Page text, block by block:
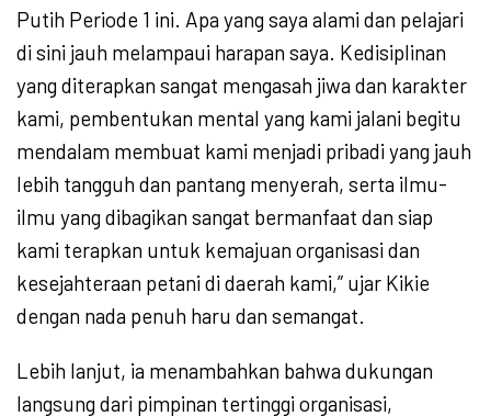
Putih Periode 1 ini. Apa yang saya alami dan pelajari
di sini jauh melampaui harapan saya. Kedisiplinan
yang diterapkan sangat mengasah jiwa dan karakter
kami, pembentukan mental yang kami jalani begitu
mendalam membuat kami menjadi pribadi yang jauh
lebih tangguh dan pantang menyerah, serta ilmu-
ilmu yang dibagikan sangat bermanfaat dan siap
kami terapkan untuk kemajuan organisasi dan
kesejahteraan petani di daerah kami,” ujar Kikie
dengan nada penuh haru dan semangat.
Lebih lanjut, ia menambahkan bahwa dukungan
langsung dari pimpinan tertinggi organisasi,